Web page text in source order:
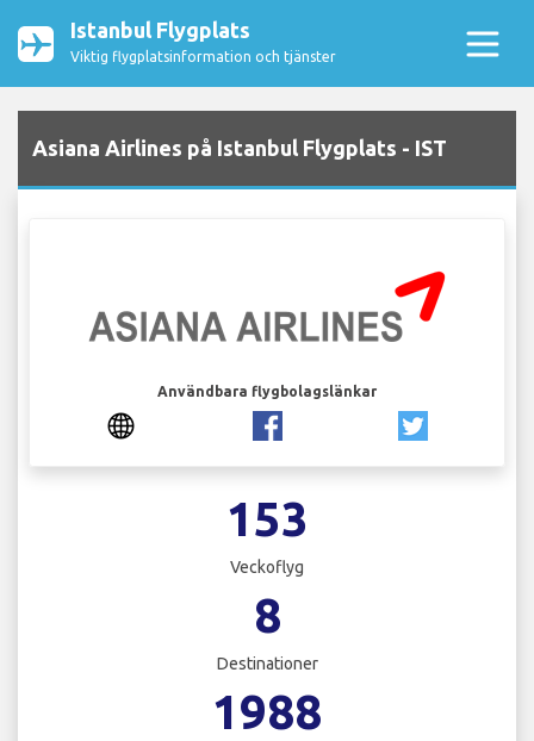
Istanbul Flygplats
Viktig flygplatsinformation och tjänster
Asiana Airlines på Istanbul Flygplats - IST
Användbara flygbolagslänkar
153
Veckoflyg
8
Destinationer
1988